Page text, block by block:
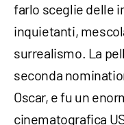
farlo sceglie delle
inquietanti,
surrealismo. La
seconda
Oscar, e fu un
cinematografica